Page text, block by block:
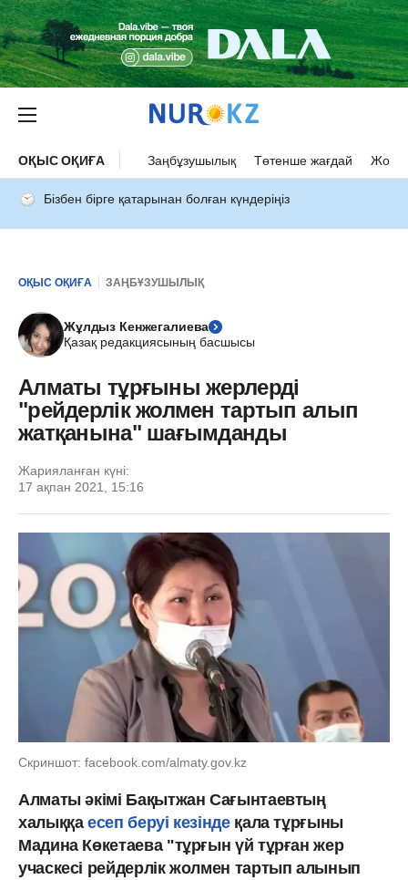
ОҚЫС ОҚИҒА Заңбұзушылық Төтенше жағдай Жол
Бізбен бірге қатарынан болған күндеріңіз
ОҚЫС ОҚИҒА ЗАҢБҰЗУШЫЛЫҚ
Жұлдыз Кенжегалиева
Қазақ редакциясының басшысы
Алматы тұрғыны жерлерді
"рейдерлік жолмен тартып алып
жатқанына" шағымданды
Жарияланған күні:
17 ақпан 2021, 15:16
Скриншот: facebook.com/almaty.gov.kz
Алматы әкімі Бақытжан Сағынтаевтың
халыққаесеп беруі кезінде қала тұрғыны
Мадина Көкетаева "тұрғын үй тұрған жер
учаскесі рейдерлік жолмен тартып алынып